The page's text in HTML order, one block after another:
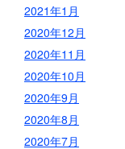
2021年1月
2020年12月
2020年11月
2020年10月
2020年9月
2020年8月
2020年7月